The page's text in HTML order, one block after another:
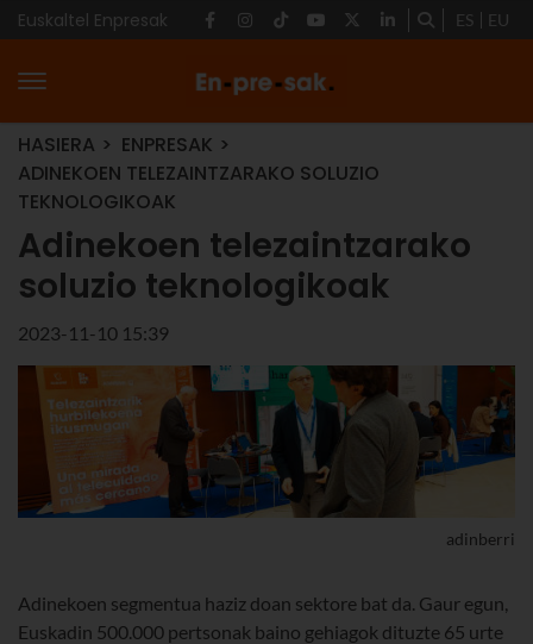
Euskaltel Enpresak ES EU
HASIERA
ENPRESAK
ADINEKOEN TELEZAINTZARAKO SOLUZIO
TEKNOLOGIKOAK
Adinekoen telezaintzarako
soluzio teknologikoak
2023-11-10 15:39
adinberri
Adinekoen segmentua haziz doan sektore bat da. Gaur egun,
Euskadin 500.000 pertsonak baino gehiagok dituzte 65 urte